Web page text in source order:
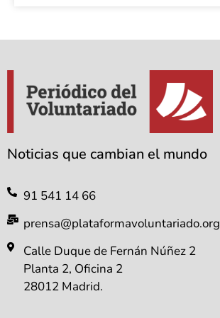
Noticias que cambian el mundo
91 541 14 66
prensa@plataformavoluntariado.org
Calle Duque de Fernán Núñez 2
Planta 2, Oficina 2
28012 Madrid.